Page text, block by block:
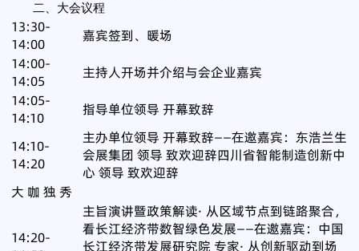
二、大会议程
13:30-
14:00
嘉宾签到、暖场
14:00-
14:05
主持人开场并介绍与会企业嘉宾
14:05-
14:10
指导单位领导 开幕致辞
14:10-
14:20
主办单位领导 开幕致辞——在邀嘉宾：东浩兰生
会展集团 领导 致欢迎辞四川省智能制造创新中
心 领导 致欢迎辞
大 咖 独 秀
14:20-
主旨演讲暨政策解读· 从区域节点到链路聚合，
看长江经济带数智绿色发展​——在邀嘉宾：中国
长江经济带发展研究院 专家· 从创新驱动到场